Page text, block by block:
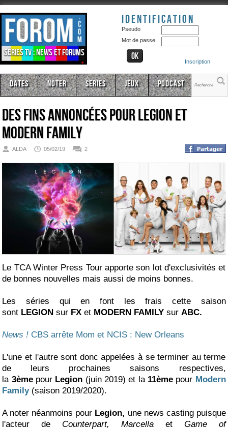
Séries TV : news et forums
Identification
Pseudo
Mot de passe
Inscription
Dates Noter Series Jeux Podcast
Des fins annoncées pour Legion et
Modern Family
ALDA 05/02/19 2
Le TCA Winter Press Tour apporte son lot d'exclusivités et
de bonnes nouvelles mais aussi de moins bonnes.
Les séries qui en font les frais cette saison
sont LEGIONsur FXet MODERN FAMILYsurABC.
News ! CBS arrête Mom et NCIS : New Orleans
L'une et l'autre sont donc appelées à se terminer au terme
de leurs prochaines saisons respectives,
la 3ème pour Legion (juin 2019) et la 11ème pour Modern
Family (saison 2019/2020).
A noter néanmoins pour Legion, une news casting puisque
l'acteur de Counterpart, Marcella et Game of